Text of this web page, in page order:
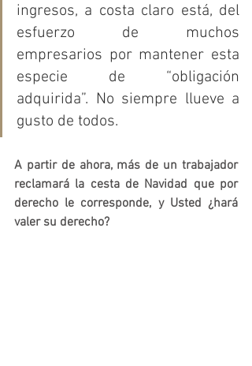
ingresos, a costa claro está, del
esfuerzo de muchos
empresarios por mantener esta
especie de “obligación
adquirida”. No siempre llueve a
gusto de todos.
A partir de ahora, más de un trabajador
reclamará la cesta de Navidad que por
derecho le corresponde, y Usted ¿hará
valer su derecho?